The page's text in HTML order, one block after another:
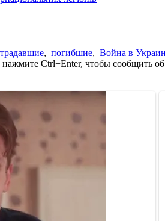
, погибшие, Война в
Ctrl+Enter, чтобы сообщить